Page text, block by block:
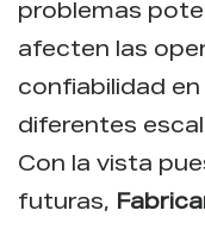
problemas
afecten las
confiabilidad
diferentes
Con la vista
futuras,